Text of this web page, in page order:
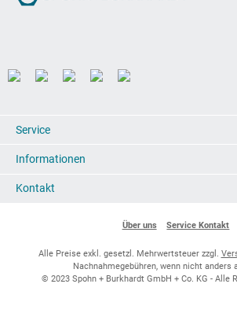
Service
Informationen
Kontakt
Über uns Service Kontakt
Alle Preise exkl. gesetzl. Mehrwertsteuer zzgl.
Nachnahmegebühren, wenn nicht anders
© 2023 Spohn + Burkhardt GmbH + Co. KG - Alle